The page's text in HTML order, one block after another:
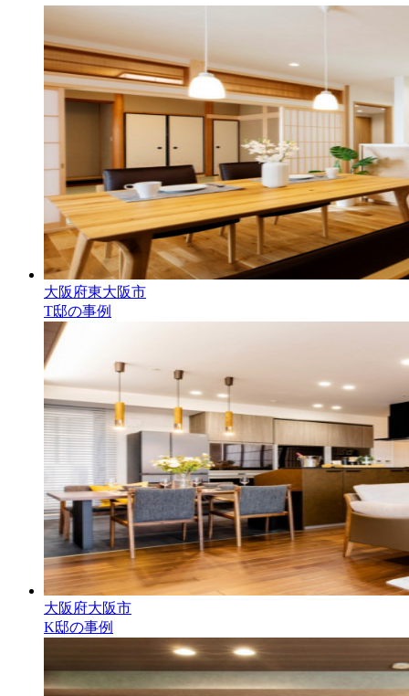
大阪府東大阪市
T邸の事例
大阪府大阪市
K邸の事例